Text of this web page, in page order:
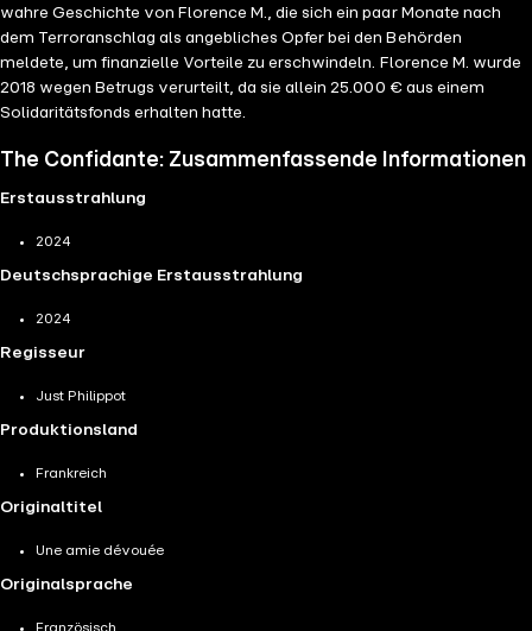
wahre Geschichte von Florence M., die sich ein paar Monate nach
dem Terroranschlag als angebliches Opfer bei den Behörden
meldete, um finanzielle Vorteile zu erschwindeln. Florence M. wurde
2018 wegen Betrugs verurteilt, da sie allein 25.000 € aus einem
Solidaritätsfonds erhalten hatte.
The Confidante: Zusammenfassende Informationen
Erstausstrahlung
2024
Deutschsprachige Erstausstrahlung
2024
Regisseur
Just Philippot
Produktionsland
Frankreich
Originaltitel
Une amie dévouée
Originalsprache
Französisch